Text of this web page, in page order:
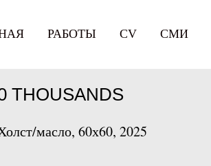
РАБОТЫ СV СМИ
THOUSANDS
масло, 60х60, 2025